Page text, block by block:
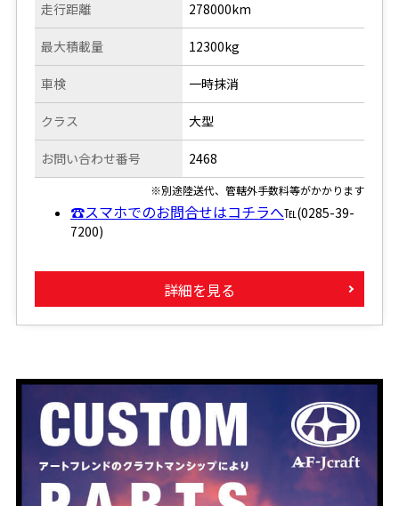
走行距離 278000km
最大積載量
車検
クラス
お問い合わせ番号
12300kg
一時抹消
大型
2468
※別途陸送代、管轄外手数料等がかかります
☎スマホでのお問合せはコチラへ℡(0285-39-
7200)
詳細を見る